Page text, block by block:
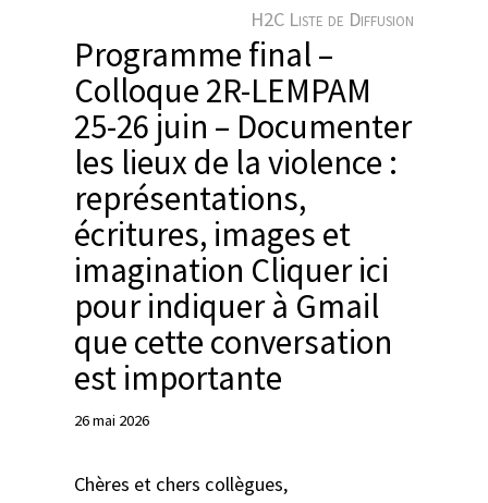
H2C Liste de Diffusion
Programme final –
Colloque 2R-LEMPAM
25-26 juin – Documenter
les lieux de la violence :
représentations,
écritures, images et
imagination Cliquer ici
pour indiquer à Gmail
que cette conversation
est importante
26 mai 2026
Chères et chers collègues,